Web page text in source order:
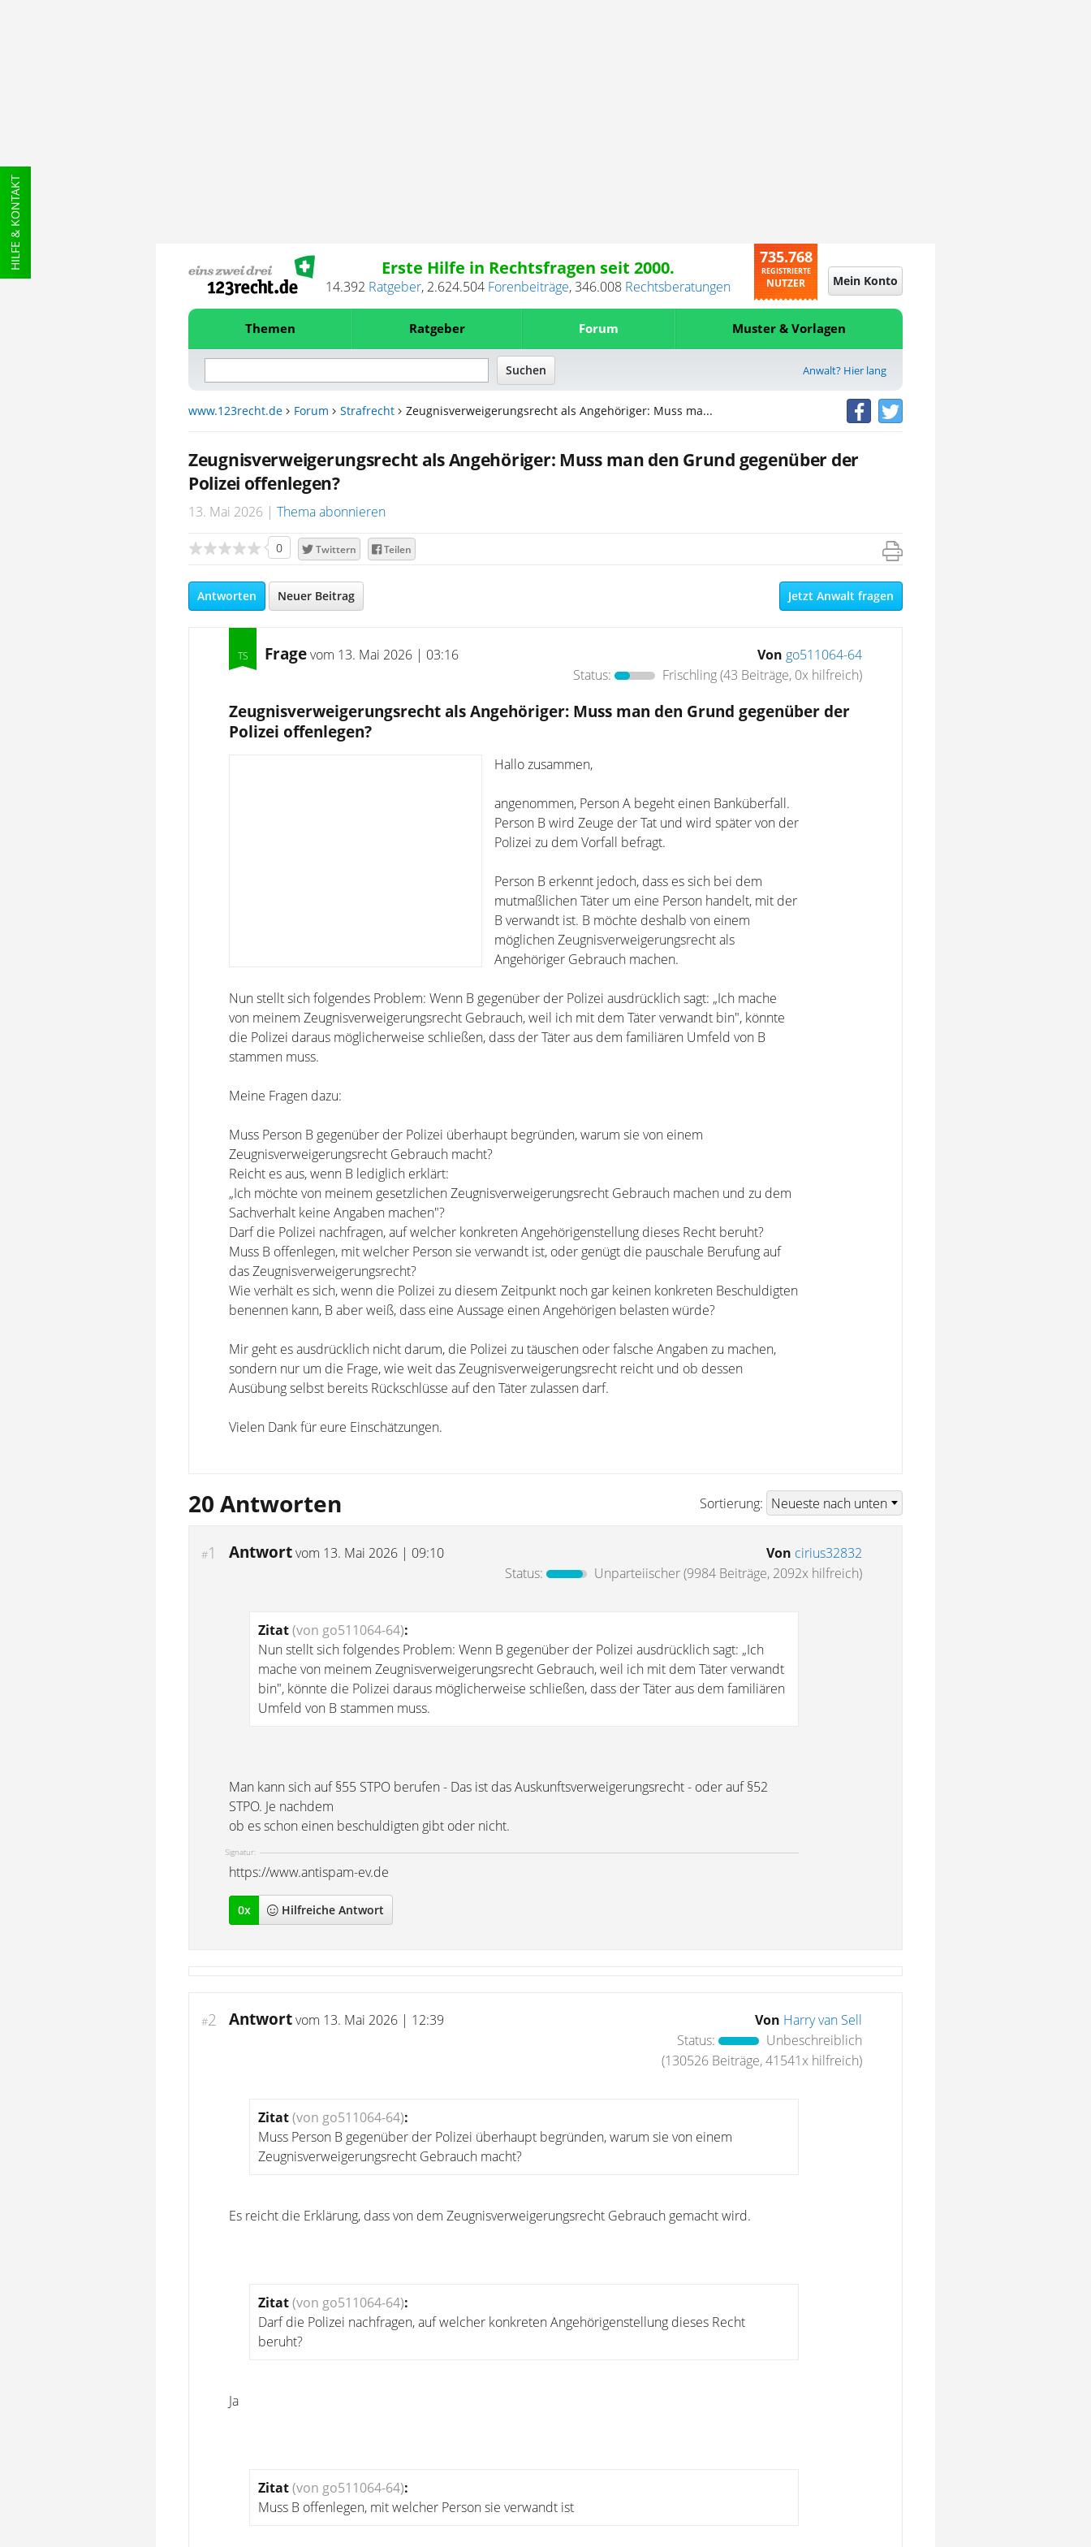
HILFE & KONTAKT Erste Hilfe in Rechtsfragen seit 2000.
14.392 Ratgeber, 2.624.504 Forenbeiträge,346.008 Rechtsberatungen
735.768
REGISTRIERTE
NUTZER Mein Konto
Themen Ratgeber Forum Muster & Vorlagen
Anwalt? Hier lang
www.123recht.de Forum Strafrecht Zeugnisverweigerungsrecht als Angehöriger: Muss ma...
Zeugnisverweigerungsrecht als Angehöriger: Muss man den Grund gegenüber der
Polizei offenlegen?
13. Mai 2026 Thema abonnieren
0 Twittern Teilen
Antworten Neuer Beitrag Jetzt Anwalt fragen
Fragevom 13. Mai 2026 | 03:16 Von go511064-64
Status:
Frischling(43 Beiträge, 0x hilfreich)
Zeugnisverweigerungsrecht als Angehöriger: Muss man den Grund gegenüber der
Polizei offenlegen?
Hallo zusammen,
angenommen, Person A begeht einen Banküberfall.
Person B wird Zeuge der Tat und wird später von der
Polizei zu dem Vorfall befragt.
Person B erkennt jedoch, dass es sich bei dem
mutmaßlichen Täter um eine Person handelt, mit der
B verwandt ist. B möchte deshalb von einem
möglichen Zeugnisverweigerungsrecht als
Angehöriger Gebrauch machen.
Nun stellt sich folgendes Problem: Wenn B gegenüber der Polizei ausdrücklich sagt: „Ich mache
von meinem Zeugnisverweigerungsrecht Gebrauch, weil ich mit dem Täter verwandt bin", könnte
die Polizei daraus möglicherweise schließen, dass der Täter aus dem familiären Umfeld von B
stammen muss.
Meine Fragen dazu:
Muss Person B gegenüber der Polizei überhaupt begründen, warum sie von einem
Zeugnisverweigerungsrecht Gebrauch macht?
Reicht es aus, wenn B lediglich erklärt:
„Ich möchte von meinem gesetzlichen Zeugnisverweigerungsrecht Gebrauch machen und zu dem
Sachverhalt keine Angaben machen"?
Darf die Polizei nachfragen, auf welcher konkreten Angehörigenstellung dieses Recht beruht?
Muss B offenlegen, mit welcher Person sie verwandt ist, oder genügt die pauschale Berufung auf
das Zeugnisverweigerungsrecht?
Wie verhält es sich, wenn die Polizei zu diesem Zeitpunkt noch gar keinen konkreten Beschuldigten
benennen kann, B aber weiß, dass eine Aussage einen Angehörigen belasten würde?
Mir geht es ausdrücklich nicht darum, die Polizei zu täuschen oder falsche Angaben zu machen,
sondern nur um die Frage, wie weit das Zeugnisverweigerungsrecht reicht und ob dessen
Ausübung selbst bereits Rückschlüsse auf den Täter zulassen darf.
Vielen Dank für eure Einschätzungen.
20 Antworten Sortierung:
#1 Antwortvom 13. Mai 2026 | 09:10 Von cirius32832
Status:
Unparteiischer(9984 Beiträge, 2092x hilfreich)
Zitat(von go511064-64):
Nun stellt sich folgendes Problem: Wenn B gegenüber der Polizei ausdrücklich sagt: „Ich
mache von meinem Zeugnisverweigerungsrecht Gebrauch, weil ich mit dem Täter verwandt
bin", könnte die Polizei daraus möglicherweise schließen, dass der Täter aus dem familiären
Umfeld von B stammen muss.
Man kann sich auf §55 STPO berufen - Das ist das Auskunftsverweigerungsrecht - oder auf §52
STPO. Je nachdem
ob es schon einen beschuldigten gibt oder nicht.
Signatur:
https://www.antispam-ev.de
0x Hilfreiche Antwort
#2 Antwortvom 13. Mai 2026 | 12:39 Von Harry van Sell
Status:
Unbeschreiblich
(130526 Beiträge, 41541x hilfreich)
Zitat(von go511064-64):
Muss Person B gegenüber der Polizei überhaupt begründen, warum sie von einem
Zeugnisverweigerungsrecht Gebrauch macht?
Es reicht die Erklärung, dass von dem Zeugnisverweigerungsrecht Gebrauch gemacht wird.
Zitat(von go511064-64):
Darf die Polizei nachfragen, auf welcher konkreten Angehörigenstellung dieses Recht
beruht?
Ja
Zitat(von go511064-64):
Muss B offenlegen, mit welcher Person sie verwandt ist